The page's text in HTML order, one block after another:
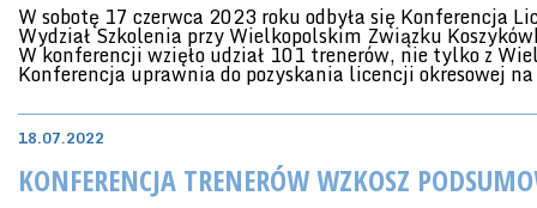
W sobotę 17 czerwca 2023 roku odbyła się Konferencja
Wydział Szkolenia przy Wielkopolskim Związku
W konferencji wzięło udział 101 trenerów, nie tylko z
Konferencja uprawnia do pozyskania licencji okresowej
18.07.2022
KONFERENCJA TRENERÓW WZKOSZ